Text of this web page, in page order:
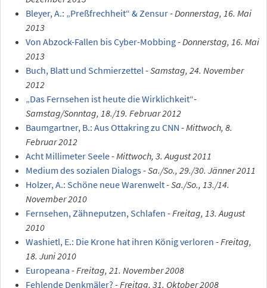
Bleyer, A.: „Preßfrechheit“ & Zensur-Donnerstag, 16. Mai
2013
Von Abzock-Fallen bis Cyber-Mobbing-Donnerstag, 16. Mai
2013
Buch, Blatt und Schmierzettel-Samstag, 24. November
2012
„Das Fernsehen ist heute die Wirklichkeit“-
Samstag/Sonntag, 18./19. Februar 2012
Baumgartner, B.: Aus Ottakring zu CNN -Mittwoch, 8.
Februar 2012
Acht Millimeter Seele-Mittwoch, 3. August 2011
Medium des sozialen Dialogs-Sa./So., 29./30. Jänner 2011
Holzer, A.: Schöne neue Warenwelt-Sa./So., 13./14.
November 2010
Fernsehen, Zähneputzen, Schlafen -Freitag, 13. August
2010
Washietl, E.: Die Krone hat ihren König verloren -Freitag,
18. Juni 2010
Europeana -Freitag, 21. November 2008
Fehlende Denkmäler? -Freitag, 31. Oktober 2008